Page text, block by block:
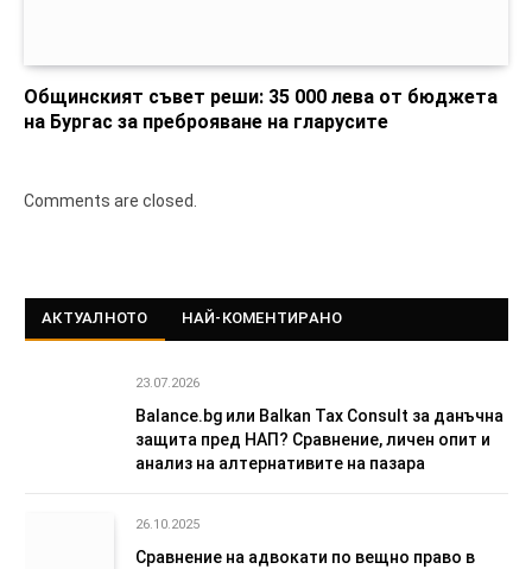
Общинският съвет реши: 35 000 лева от бюджета
на Бургас за преброяване на гларусите
Comments are closed.
АКТУАЛНОТО НАЙ-КОМЕНТИРАНО
23.07.2026
Balance.bg или Balkan Tax Consult за данъчна
защита пред НАП? Сравнение, личен опит и
анализ на алтернативите на пазара
26.10.2025
Сравнение на адвокати по вещно право в